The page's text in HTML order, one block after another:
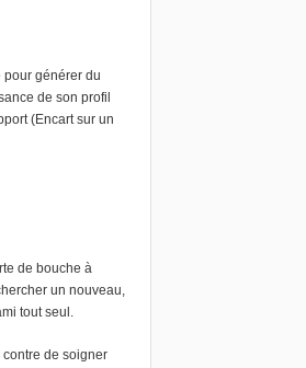
pour générer du
de son profil
(Encart sur un
de bouche à
un nouveau,
tout seul.
de soigner